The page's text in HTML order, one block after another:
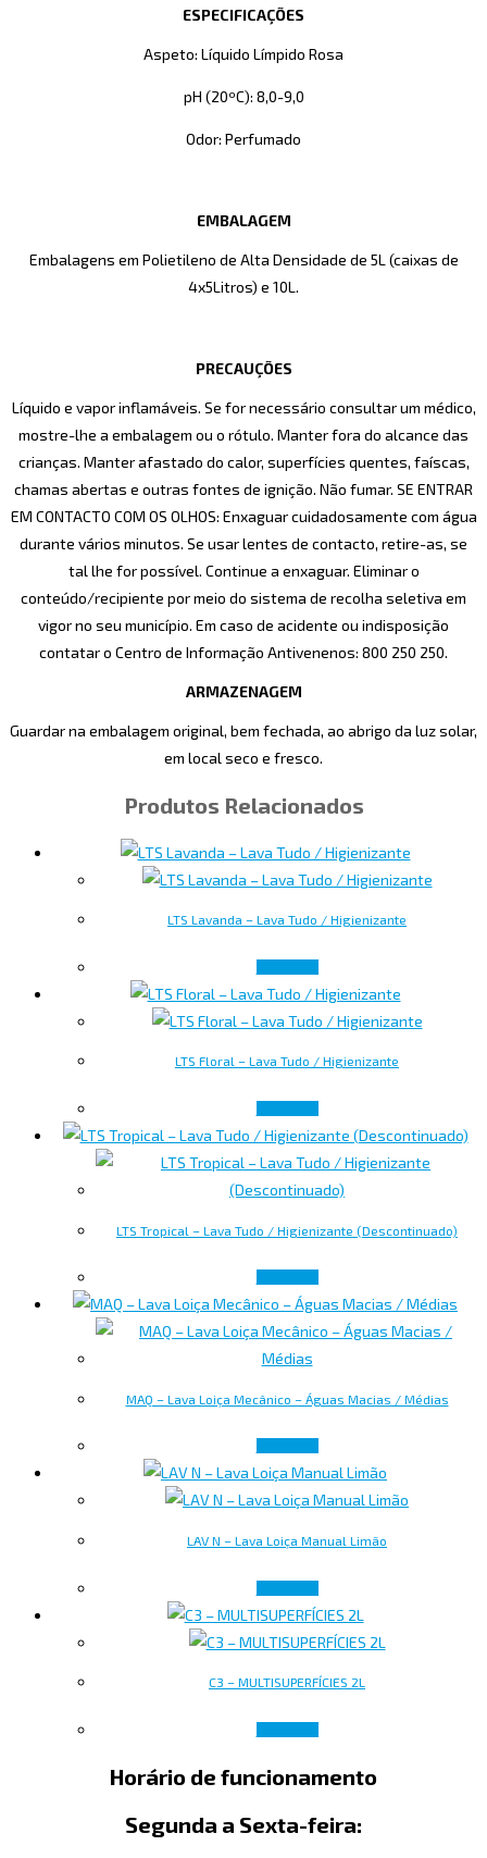
ESPECIFICAÇÕES
Aspeto: Líquido Límpido Rosa
pH (20ºC): 8,0-9,0
Odor: Perfumado
EMBALAGEM
Embalagens em Polietileno de Alta Densidade de 5L (caixas de
4x5Litros) e 10L.
PRECAUÇÕES
Líquido e vapor inflamáveis. Se for necessário consultar um médico,
mostre-lhe a embalagem ou o rótulo. Manter fora do alcance das
crianças. Manter afastado do calor, superfícies quentes, faíscas,
chamas abertas e outras fontes de ignição. Não fumar. SE ENTRAR
EM CONTACTO COM OS OLHOS: Enxaguar cuidadosamente com água
durante vários minutos. Se usar lentes de contacto, retire-as, se
tal lhe for possível. Continue a enxaguar. Eliminar o
conteúdo/recipiente por meio do sistema de recolha seletiva em
vigor no seu município. Em caso de acidente ou indisposição
contatar o Centro de Informação Antivenenos: 800 250 250.
ARMAZENAGEM
Guardar na embalagem original, bem fechada, ao abrigo da luz solar,
em local seco e fresco.
Produtos Relacionados
LTS Lavanda – Lava Tudo / Higienizante
LTS Floral – Lava Tudo / Higienizante
LTS Tropical – Lava Tudo / Higienizante (Descontinuado)
MAQ – Lava Loiça Mecânico – Águas Macias / Médias
LAV N – Lava Loiça Manual Limão
C3 – MULTISUPERFÍCIES 2L
Horário de funcionamento
Segunda a Sexta-feira: